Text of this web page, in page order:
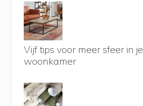
Vijf tips voor meer sfeer in je
woonkamer